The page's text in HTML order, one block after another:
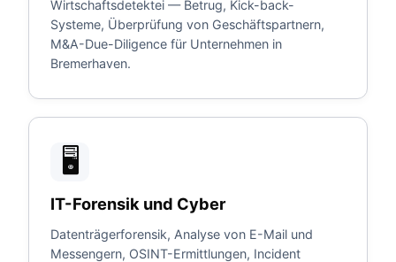
Wirtschaftsdetektei — Betrug, Kick-back-
Systeme, Überprüfung von Geschäftspartnern,
M&A-Due-Diligence für Unternehmen in
Bremerhaven.
🖥️
IT-Forensik und Cyber
Datenträgerforensik, Analyse von E-Mail und
Messengern, OSINT-Ermittlungen, Incident